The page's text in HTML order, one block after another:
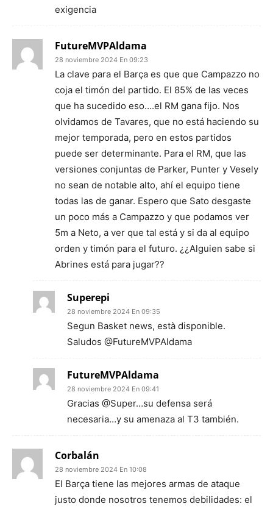
exigencia
FutureMVPAldama
28 noviembre 2024 En 09:23
La clave para el Barça es que que Campazzo no
coja el timón del partido. El 85% de las veces
que ha sucedido eso….el RM gana fijo. Nos
olvidamos de Tavares, que no está haciendo su
mejor temporada, pero en estos partidos
puede ser determinante. Para el RM, que las
versiones conjuntas de Parker, Punter y Vesely
no sean de notable alto, ahí el equipo tiene
todas las de ganar. Espero que Sato desgaste
un poco más a Campazzo y que podamos ver
5m a Neto, a ver que tal está y si da al equipo
orden y timón para el futuro. ¿¿Alguien sabe si
Abrines está para jugar??
Superepi
28 noviembre 2024 En 09:35
Segun Basket news, està disponible.
Saludos @FutureMVPAldama
FutureMVPAldama
28 noviembre 2024 En 09:41
Gracias @Super…su defensa será
necesaria…y su amenaza al T3 también.
Corbalán
28 noviembre 2024 En 10:08
El Barça tiene las mejores armas de ataque
justo donde nosotros tenemos debilidades: el